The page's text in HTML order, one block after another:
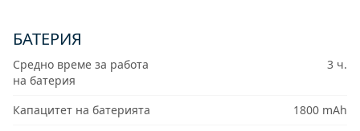
БАТЕРИЯ
Средно време за работа
на батерия
3 ч.
Капацитет на батерията
1800 mAh